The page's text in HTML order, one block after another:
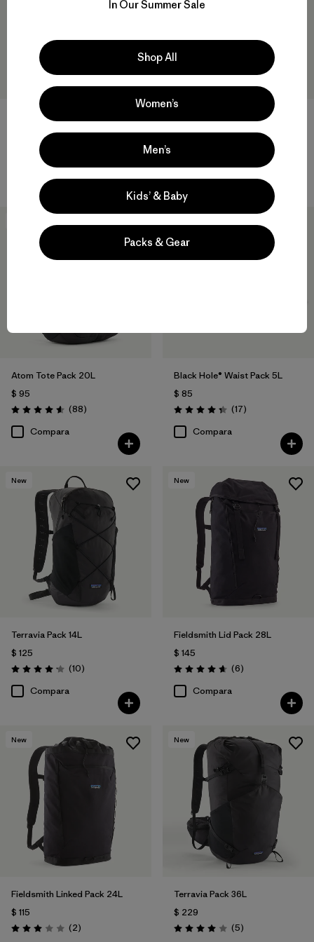
Terravia Pack 22L
Valoración: 4.6 / 5
$ 109
Comentarios
Atom Tote Pack 20L
$ 95
Valoración: 4.6 / 5
(88Comentarios
)
Compara
Black Hole® Waist Pack 5L
$ 85
Valoración: 4.4 / 5
(17Comentarios
)
Compara
New
Terravia Pack 14L
$ 125
Valoración: 4.2 / 5
(10Comentarios
)
Compara
New
Fieldsmith Lid Pack 28L
$ 145
Valoración: 4.7 / 5
(6Comentarios
)
Compara
New
Fieldsmith Linked Pack 24L
$ 115
Valoración: 3.0 / 5
(2Comentarios
)
New
Terravia Pack 36L
$ 229
Valoración: 4.0 / 5
(5Comentarios
)
In Our Summer Sale
Shop All
Women’s
Men’s
Kids’ & Baby
Packs & Gear